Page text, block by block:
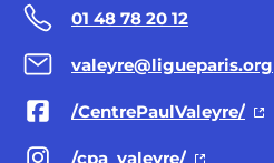
01 48 78 20 12
valeyre@ligueparis.org
/CentrePaulValeyre/
/cpa_valeyre/